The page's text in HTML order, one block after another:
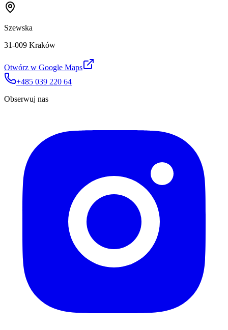
Szewska
31-009 Kraków
Otwórz w Google Maps
+485 039 220 64
Obserwuj nas